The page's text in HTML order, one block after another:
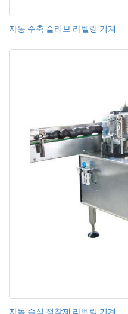
자동 수축 슬리브 라벨링 기계
자동 습식 접착제 라벨링 기계